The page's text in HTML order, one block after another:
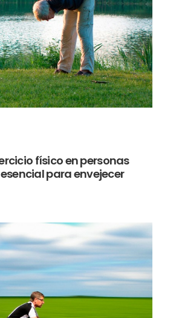
físico en personas
para envejecer